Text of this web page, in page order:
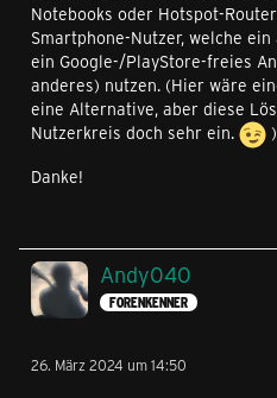
Notebooks oder Hotspot-
Smartphone-Nutzer, welche
ein Google-/PlayStore-freies
anderes) nutzen. (Hier wäre
eine Alternative, aber diese
Nutzerkreis doch sehr ein.
)
Danke!
Andy040
FORENKENNER
26. März 2024 um 14:50